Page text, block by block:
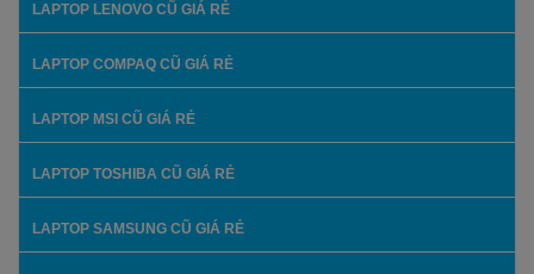
LAPTOP LENOVO CŨ GIÁ RẺ
LAPTOP COMPAQ CŨ GIÁ RẺ
LAPTOP MSI CŨ GIÁ RẺ
LAPTOP TOSHIBA CŨ GIÁ RẺ
LAPTOP SAMSUNG CŨ GIÁ RẺ